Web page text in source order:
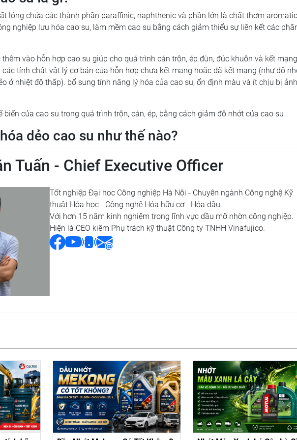
lỏng chứa các thành phần paraffinic, naphthenic và phần lớn là chất thơm
nghiệp lưu hóa cao su, làm mềm cao su bằng cách giảm thiểu sự liên kết các
vào hỗn hợp cao su giúp cho quá trình cán trộn, ép đùn, đúc khuôn và kết
tính chất vật lý cơ bản của hỗn hợp chưa kết mạng hoặc đã kết mạng (như độ
ở nhiệt độ thấp). bổ sung tính năng lý hóa của cao su, ổn định màu và ít chịu bị ảnh
biến của cao su trong quá trình trộn, cán, ép, bằng cách giảm độ nhớt của cao su
dẻo cao su như thế nào?
Tuấn - Chief Executive Officer
Tốt nghiệp Đại học Công nghiệp Hà Nội - Chuyên ngành Công nghệ Kỹ
thuật Hóa học - Công nghệ Hóa hữu cơ - Hóa dầu.
Với hơn 15 năm kinh nghiệm trong lĩnh vực dầu mỡ nhờn công nghiệp.
Hiện là CEO kiêm Phụ trách kỹ thuật Công ty TNHH Vinafujico.